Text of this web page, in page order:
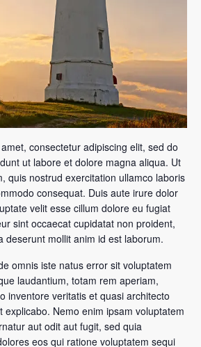
consectetur adipiscing elit, sed do
ut labore et dolore magna aliqua. Ut
quis nostrud exercitation ullamco laboris
consequat. Duis aute irure dolor
velit esse cillum dolore eu fugiat
sint occaecat cupidatat non proident,
deserunt mollit anim id est laborum.
omnis iste natus error sit voluptatem
laudantium, totam rem aperiam,
inventore veritatis et quasi architecto
explicabo. Nemo enim ipsam voluptatem
aut odit aut fugit, sed quia
eos qui ratione voluptatem sequi